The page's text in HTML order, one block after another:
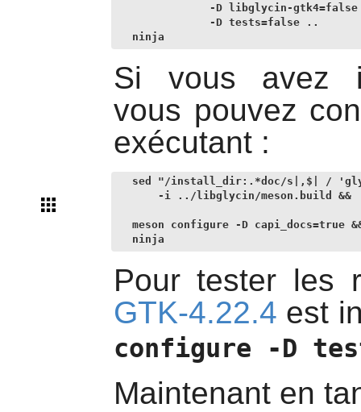
-D libglycin-gtk4=false
-D tests=false ..
ninja
Si vous avez
vous pouvez
exécutant :
sed "/install_dir:.*doc/s|,$| /
    -i ../libglycin/meson.build &&
meson configure -D capi_docs=true
ninja
Pour tester les
GTK-4.22.4 est
configure -D
Maintenant en